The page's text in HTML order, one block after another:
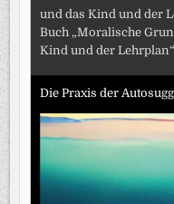
und das Kind und der
Buch „Moralische
Kind und der
Die Praxis der